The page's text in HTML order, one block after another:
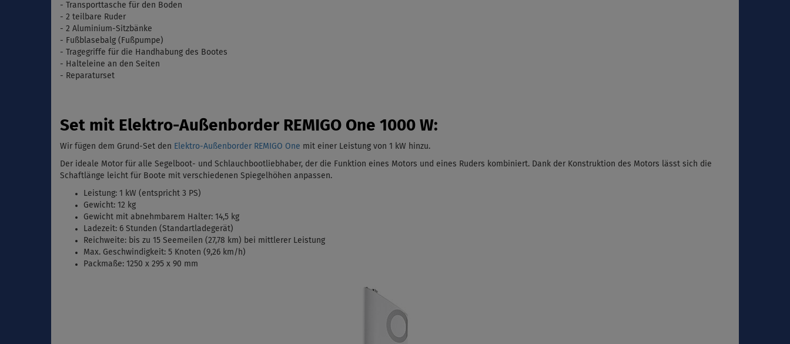
- Transporttasche für den Boden
- 2 teilbare Ruder
- 2 Aluminium-Sitzbänke
- Fußblasebalg ( Fußpumpe)
- Tragegriffe für die Handhabung des Bootes
- Halteleine an den Seiten
- Reparaturset
Set mit Elektro-Außenborder REMIGO One 1000 W:
Wir fügen dem Grund-Set den Elektro-Außenborder REMIGO One mit einer Leistung von 1 kW hinzu.
Der ideale Motor für alle Segelboot- und Schlauchbootliebhaber, der die Funktion eines Motors und eines Ruders kombiniert. Dank der Konstruktion des Motors lässt sich die
Schaftlänge leicht für Boote mit verschiedenen Spiegelhöhen anpassen.
Leistung: 1 kW (entspricht 3 PS)
Gewicht: 12 kg
Gewicht mit abnehmbarem Halter: 14,5 kg
Ladezeit: 6 Stunden (Standartladegerät)
Reichweite: bis zu 15 Seemeilen (27,78 km) bei mittlerer Leistung
Max. Geschwindigkeit: 5 Knoten (9,26 km/h)
Packmaße: 1250 x 295 x 90 mm